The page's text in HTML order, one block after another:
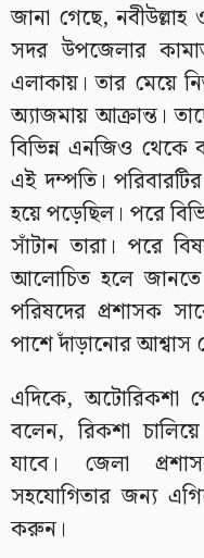
জানা গেছে,
সদর উপজেলার
এলাকায়। তার মেয়ে
অ্যাজমায় আক্রান্ত।
বিভিন্ন এনজিও
এই দম্পতি।
হয়ে পড়েছিল। পরে
সাঁটান তারা। পরে
আলোচিত হলে
পরিষদের প্রশাসক
পাশে দাঁড়ানোর আশ্বাস
এদিকে, অটোরিকশা
বলেন, রিকশা
যাবে। জেলা
সহযোগিতার জন্য
করুন।